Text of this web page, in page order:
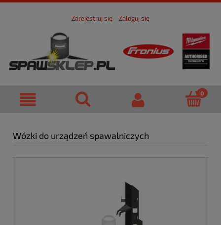
Zarejestruj się Zaloguj się
Wózki do urządzeń spawalniczych